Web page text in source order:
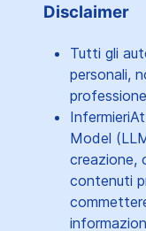
Disclaimer
Tutti gli
personali,
Model
creazione,
contenuti